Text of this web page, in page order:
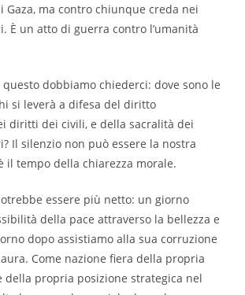
Gaza, ma contro chiunque creda nei
È un atto di guerra contro l’umanità
dobbiamo chiederci: dove sono le
si leverà a difesa del diritto
diritti dei civili, e della sacralità dei
Il silenzio non può essere la nostra
il tempo della chiarezza morale.
essere più netto: un giorno
della pace attraverso la bellezza e
dopo assistiamo alla sua corruzione
Come nazione fiera della propria
propria posizione strategica nel